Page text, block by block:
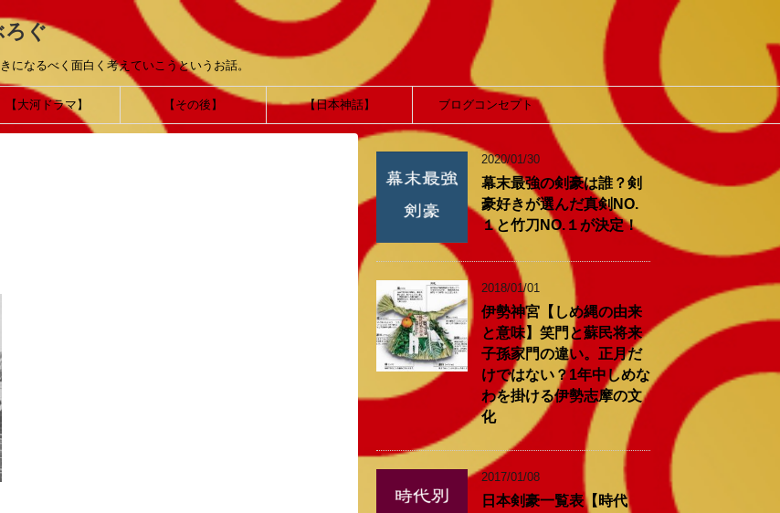
ろぐ
になるべく面白く考えていこうというお話。
【大河ドラマ】 【その後】 【日本神話】 ブログコンセプト
2020/01/30
幕末最強の剣豪は誰？剣
豪好きが選んだ真剣NO.
１と竹刀NO.１が決定！
2018/01/01
伊勢神宮【しめ縄の由来
と意味】笑門と蘇民将来
子孫家門の違い。正月だ
けではない？1年中しめな
わを掛ける伊勢志摩の文
化
2017/01/08
日本剣豪一覧表【時代